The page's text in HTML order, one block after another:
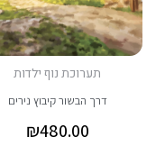
תערוכת נוף ילדות
דרך הבשור קיבוץ נירים
₪480.00